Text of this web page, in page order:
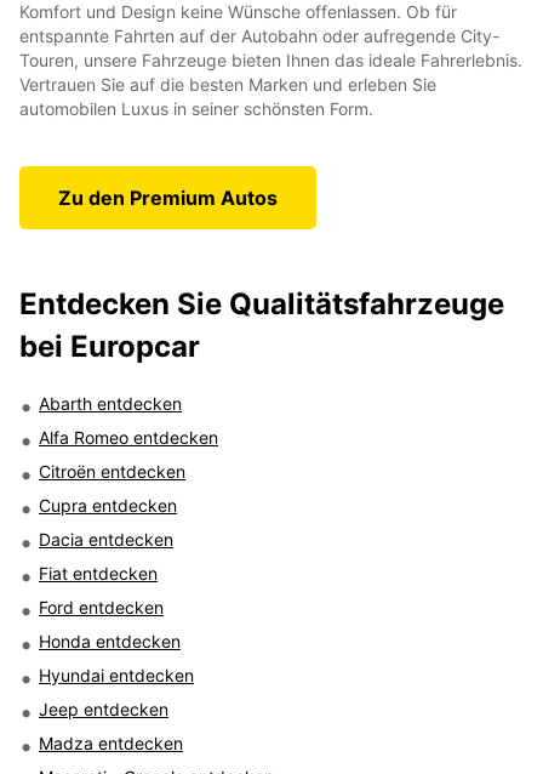
Komfort und Design keine Wünsche offenlassen. Ob für
entspannte Fahrten auf der Autobahn oder aufregende City-
Touren, unsere Fahrzeuge bieten Ihnen das ideale Fahrerlebnis.
Vertrauen Sie auf die besten Marken und erleben Sie
automobilen Luxus in seiner schönsten Form.
Zu den Premium Autos
Entdecken Sie Qualitätsfahrzeuge
bei Europcar
Abarth entdecken
Alfa Romeo entdecken
Citroën entdecken
Cupra entdecken
Dacia entdecken
Fiat entdecken
Ford entdecken
Honda entdecken
Hyundai entdecken
Jeep entdecken
Madza entdecken